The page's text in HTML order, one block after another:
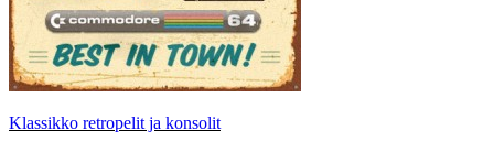
Klassikko retropelit ja konsolit